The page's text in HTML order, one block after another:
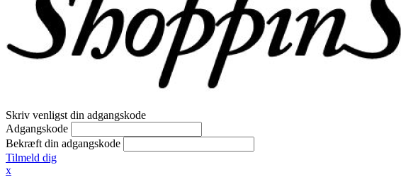
Skriv venligst din adgangskode
Adgangskode
Bekræft din adgangskode
Tilmeld dig
x